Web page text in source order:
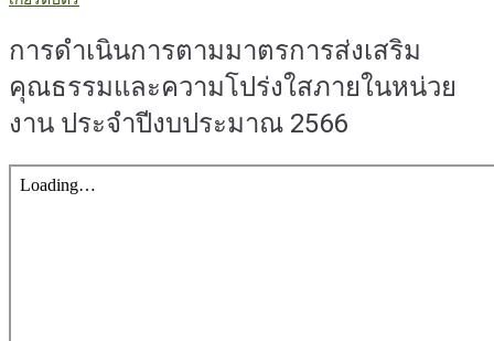
การดำเนินการตามมาตรการส่งเสริม
คุณธรรมและความโปร่งใสภายในหน่วย
งาน ประจำปีงบประมาณ 2566